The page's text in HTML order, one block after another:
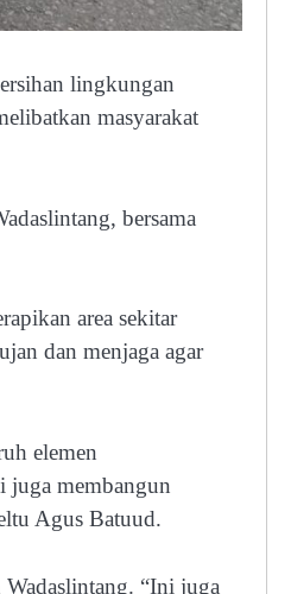
lingkungan
masyarakat
bersama
area sekitar
dan menjaga agar
elemen
juga membangun
Agus Batuud.
“Ini juga